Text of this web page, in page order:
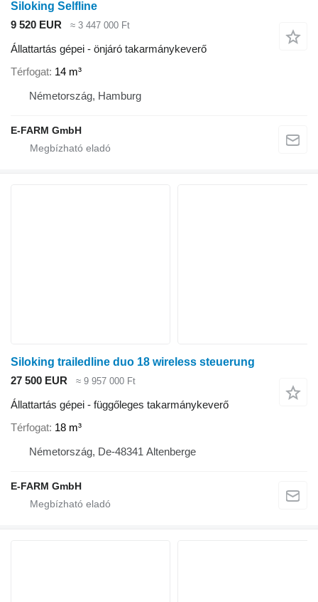
Siloking Selfline
9 520 EUR
≈ 3 447 000 Ft
Állattartás gépei - önjáró takarmánykeverő
Térfogat 14 m³
Németország, Hamburg
E-FARM GmbH
Siloking trailedline duo 18 wireless steuerung
27 500 EUR
≈ 9 957 000 Ft
Állattartás gépei - függőleges takarmánykeverő
Térfogat 18 m³
Németország, De-48341 Altenberge
E-FARM GmbH